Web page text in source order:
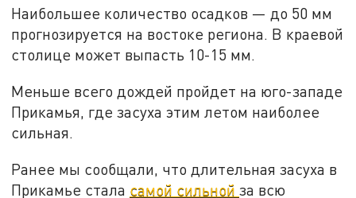
Наибольшее количество осадков — до 50 мм
прогнозируется на востоке региона. В краевой
столице может выпасть 10-15 мм.
Меньше всего дождей пройдет на юго-западе
Прикамья, где засуха этим летом наиболее
сильная.
Ранее мы сообщали, что длительная засуха в
Прикамье стала самой сильнойза всю